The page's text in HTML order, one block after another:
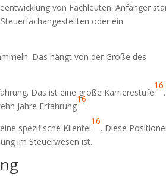
von Fachleuten. Anfänger
oder ein
Das hängt von der Größe des
Das ist eine große Karrierestufe
16
Jahre Erfahrung
16
.
spezifische Klientel
16
. Diese
im Steuerwesen ist.